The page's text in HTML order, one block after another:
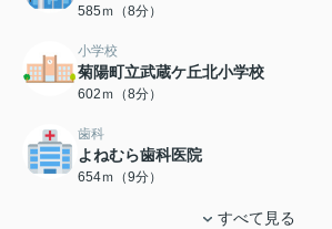
585ｍ（8分）
小学校
菊陽町立武蔵ケ丘北小学校
602ｍ（8分）
歯科
よねむら歯科医院
654ｍ（9分）
すべて見る